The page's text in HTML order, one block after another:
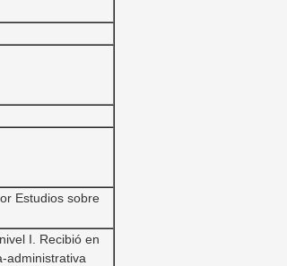
Estudios sobre
I. Recibió en
administrativa